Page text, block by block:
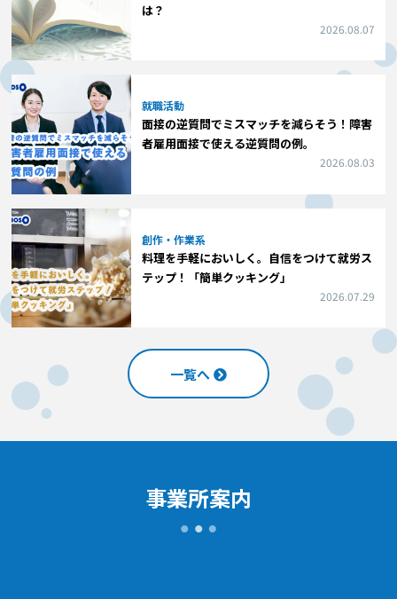
は？
2026.08.07
就職活動
面接の逆質問でミスマッチを減らそう！障害
者雇用面接で使える逆質問の例。
2026.08.03
創作・作業系
料理を手軽においしく。自信をつけて就労ス
テップ！「簡単クッキング」
2026.07.29
一覧へ
事業所案内